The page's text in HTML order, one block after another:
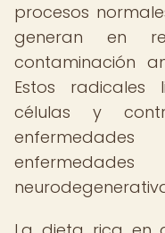
procesos
generan en
contaminación
Estos
células y